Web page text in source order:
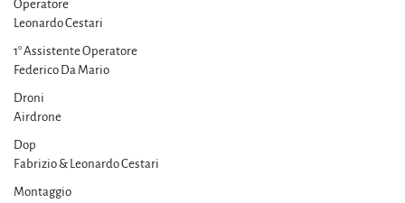
Operatore
Leonardo Cestari
1° Assistente Operatore
Federico Da Mario
Droni
Airdrone
Dop
Fabrizio & Leonardo Cestari
Montaggio